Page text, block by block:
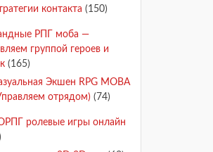
контакта (150)
РПГ моба —
группой героев и
(165)
Экшен RPG MOBA
отрядом) (74)
ролевые игры онлайн